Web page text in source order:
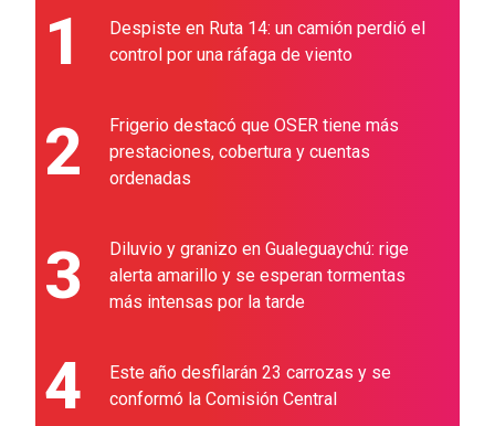
1
Despiste en Ruta 14: un camión perdió el
control por una ráfaga de viento
2
Frigerio destacó que OSER tiene más
prestaciones, cobertura y cuentas
ordenadas
3
Diluvio y granizo en Gualeguaychú: rige
alerta amarillo y se esperan tormentas
más intensas por la tarde
4
Este año desfilarán 23 carrozas y se
conformó la Comisión Central